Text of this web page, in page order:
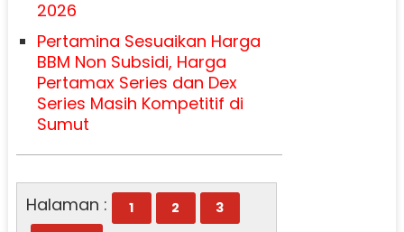
2026
Pertamina Sesuaikan Harga
BBM Non Subsidi, Harga
Pertamax Series dan Dex
Series Masih Kompetitif di
Sumut
Halaman : 1 2
3